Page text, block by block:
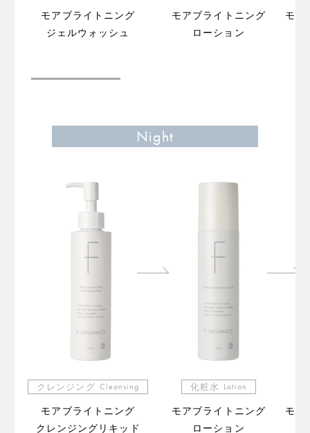
モアブライトニング
ジェルウォッシュ
モアブライトニング
ローション
モア
Night
クレンジング Cleansing
モアブライトニング
クレンジングリキッド
化粧水 Lotion
モアブライトニング
ローション
モア